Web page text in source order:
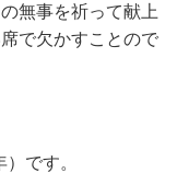
無事を祈って献上
で欠かすことので
です。